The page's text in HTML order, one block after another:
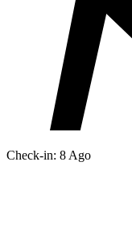
Check-in: 8 Ago